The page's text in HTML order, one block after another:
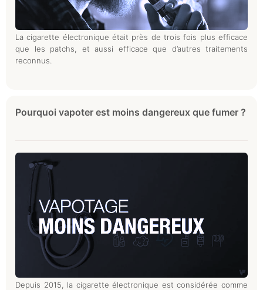
La cigarette électronique était près de trois fois plus efficace
que les patchs, et aussi efficace que d’autres traitements
reconnus.
Pourquoi vapoter est moins dangereux que fumer ?
Depuis 2015, la cigarette électronique est considérée comme